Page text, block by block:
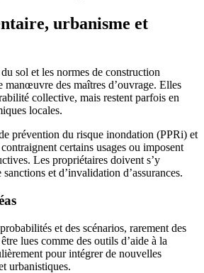
urbanisme et
sol et les normes de construction
manœuvre des maîtres d’ouvrage. Elles
collective, mais restent parfois en
locales.
prévention du risque inondation (PPRi) et
certains usages ou imposent
Les propriétaires doivent s’y
et d’invalidation d’assurances.
et des scénarios, rarement des
lues comme des outils d’aide à la
pour intégrer de nouvelles
urbanistiques.